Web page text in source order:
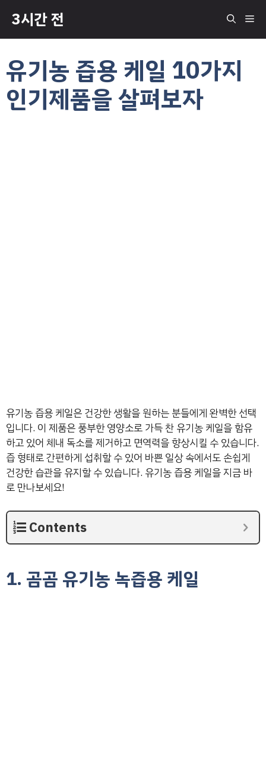
츠
뛰
3시간 전 메
유기농 즙용 케일 10가지
인기제품을 살펴보자
유기농 즙용 케일은 건강한 생활을 원하는 분들에게 완벽한 선택
입니다. 이 제품은 풍부한 영양소로 가득 찬 유기농 케일을 함유
하고 있어 체내 독소를 제거하고 면역력을 향상시킬 수 있습니다.
즙 형태로 간편하게 섭취할 수 있어 바쁜 일상 속에서도 손쉽게
건강한 습관을 유지할 수 있습니다. 유기농 즙용 케일을 지금 바
로 만나보세요!
Contents
1. 곰곰 유기농 녹즙용 케일